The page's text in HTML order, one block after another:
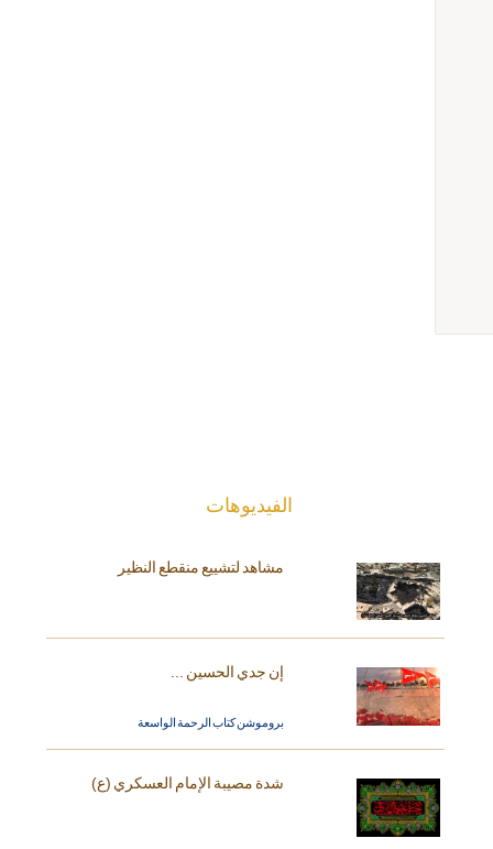
الفیدیوهات
مشاهد لتشييع منقطع النظير
إن جدي الحسين ...
بروموشن كتاب الرحمة الواسعة
شدة مصيبة الإمام العسكري (ع)